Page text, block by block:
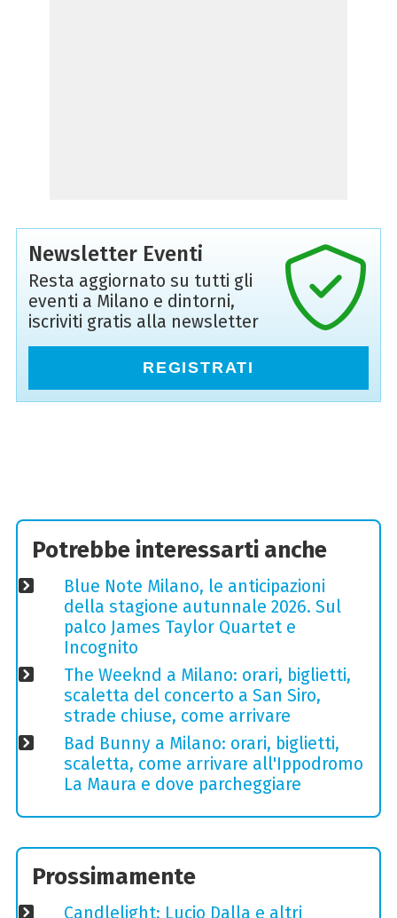
Newsletter Eventi
Resta aggiornato su tutti gli
eventi a Milano e dintorni,
iscriviti gratis alla newsletter
REGISTRATI
Potrebbe interessarti anche
Blue Note Milano, le anticipazioni
della stagione autunnale 2026. Sul
palco James Taylor Quartet e
Incognito
The Weeknd a Milano: orari, biglietti,
scaletta del concerto a San Siro,
strade chiuse, come arrivare
Bad Bunny a Milano: orari, biglietti,
scaletta, come arrivare all'Ippodromo
La Maura e dove parcheggiare
Prossimamente
Candlelight: Lucio Dalla e altri